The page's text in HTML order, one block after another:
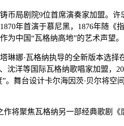
局剧院9位首席演奏家加盟。
年首演于慕尼黑，1876年随
中国“瓦格纳高地”的艺术声望。
娜·瓦格纳执导的全新版本选
洋等国际瓦格纳歌唱家加盟，
舞台设计卡尔海因茨·贝尔将
将聚焦瓦格纳另一部经典歌剧《